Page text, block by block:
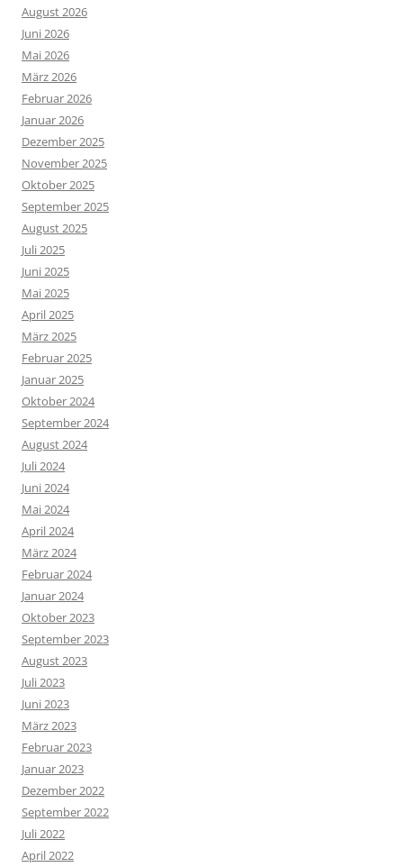
August 2026
Juni 2026
Mai 2026
März 2026
Februar 2026
Januar 2026
Dezember 2025
November 2025
Oktober 2025
September 2025
August 2025
Juli 2025
Juni 2025
Mai 2025
April 2025
März 2025
Februar 2025
Januar 2025
Oktober 2024
September 2024
August 2024
Juli 2024
Juni 2024
Mai 2024
April 2024
März 2024
Februar 2024
Januar 2024
Oktober 2023
September 2023
August 2023
Juli 2023
Juni 2023
März 2023
Februar 2023
Januar 2023
Dezember 2022
September 2022
Juli 2022
April 2022